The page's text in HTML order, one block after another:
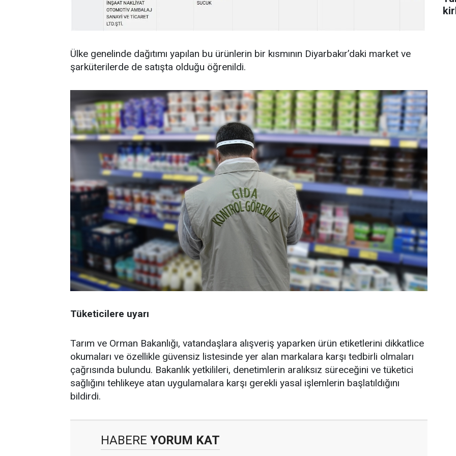
Ülke genelinde dağıtımı yapılan bu ürünlerin bir kısmının Diyarbakır’daki market ve
şarküterilerde de satışta olduğu öğrenildi.
Tüketicilere uyarı
Tarım ve Orman Bakanlığı, vatandaşlara alışveriş yaparken ürün etiketlerini dikkatlice
okumaları ve özellikle güvensiz listesinde yer alan markalara karşı tedbirli olmaları
çağrısında bulundu. Bakanlık yetkilileri, denetimlerin aralıksız süreceğini ve tüketici
sağlığını tehlikeye atan uygulamalara karşı gerekli yasal işlemlerin başlatıldığını
bildirdi.
HABERE YORUM KAT